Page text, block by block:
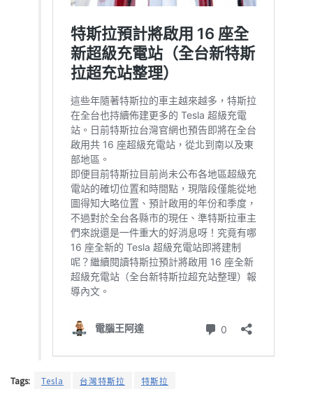
Tags: Tesla 台灣特斯拉 特斯拉